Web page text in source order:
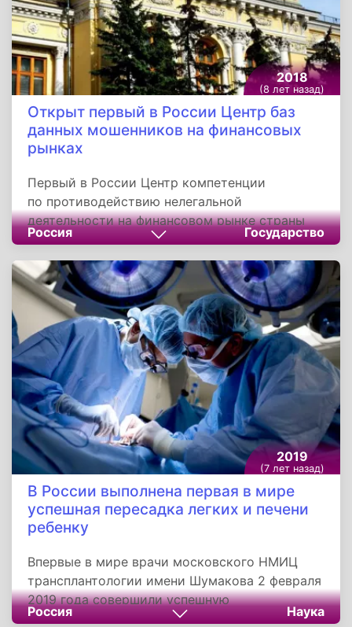
2018
(8 лет назад)
Открыт первый в России Центр баз
данных мошенников на финансовых
рынках
Первый в России Центр компетенции
по противодействию нелегальной
деятельности на финансовом рынке страны
открыт Банком России в городе Краснодар 2
февраля 2018 года. Центр компетенции
расположился в Южном главном управлении
Банка России в Краснодаре.
Россия Государство
2019
(7 лет назад)
В России выполнена первая в мире
успешная пересадка легких и печени
ребенку
Впервые в мире врачи московского НМИЦ
трансплантологии имени Шумакова 2 февраля
2019 года совершили успешную
одновременную пересадку легких и печени
Россия Наука